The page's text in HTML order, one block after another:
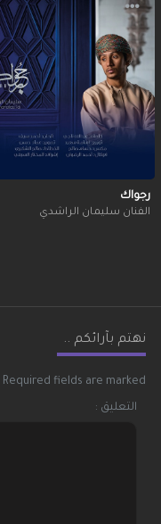
رجواك
الفنان سليمان الراشدي
نهتم بآرائكم ..
Required fields are marked
التعليق :